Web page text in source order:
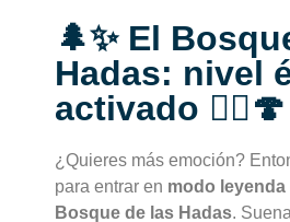
🌲✨ El
Hadas: nivel
activado 🧝‍♀️🍄
¿Quieres más emoción?
para entrar en modo leyenda
Bosque de las Hadas.